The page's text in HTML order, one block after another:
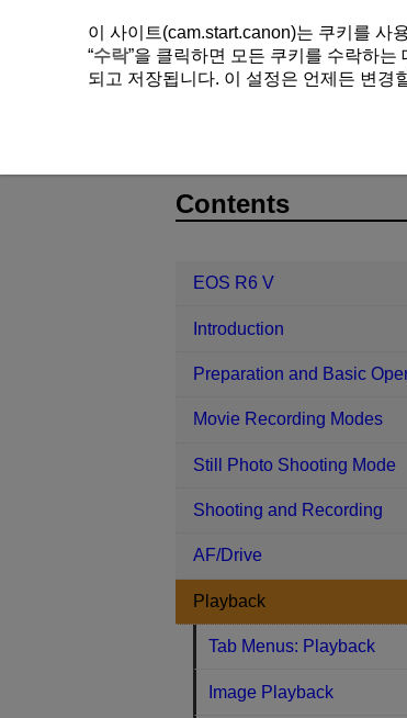
Contents
EOS R6 V
Introduction
Preparation and Basic
Movie Recording Modes
Still Photo Shooting Mode
Shooting and Recording
AF/Drive
Playback
Tab Menus: Playback
Image Playback
이 사이트(cam.start.canon)는 쿠키를 사
“수락”을 클릭하면 모든 쿠키를 수락하는
되고 저장됩니다. 이 설정은 언제든 변경